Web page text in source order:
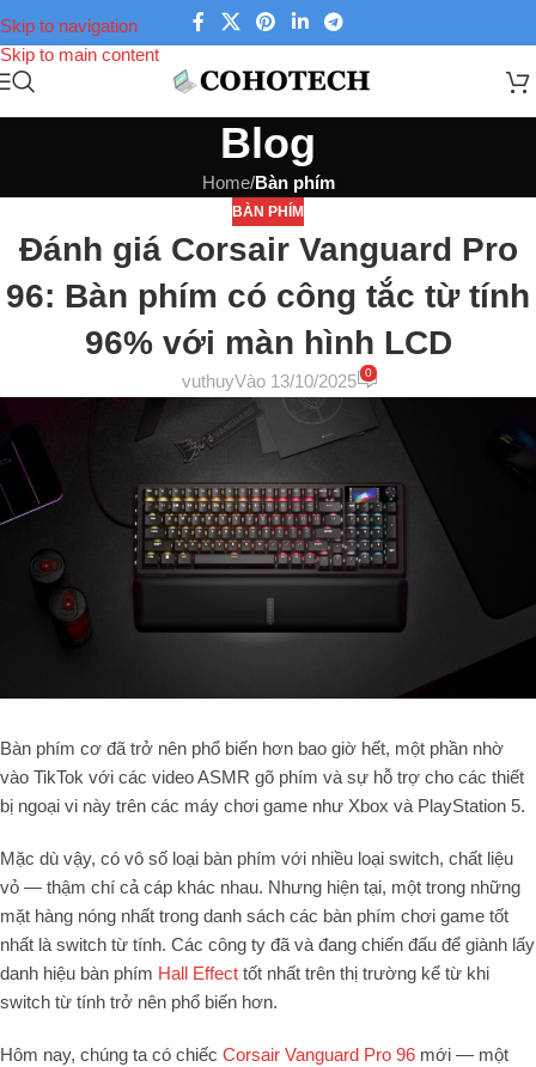
Skip to navigation
Skip to main content
Blog
Home/Bàn phím
BÀN PHÍM
Đánh giá Corsair Vanguard Pro
96: Bàn phím có công tắc từ tính
96% với màn hình LCD
vuthuyVào 13/10/2025 0
Bàn phím cơ đã trở nên phổ biến hơn bao giờ hết, một phần nhờ
vào TikTok với các video ASMR gõ phím và sự hỗ trợ cho các thiết
bị ngoại vi này trên các máy chơi game như Xbox và PlayStation 5.
Mặc dù vậy, có vô số loại bàn phím với nhiều loại switch, chất liệu
vỏ — thậm chí cả cáp khác nhau. Nhưng hiện tại, một trong những
mặt hàng nóng nhất trong danh sách các bàn phím chơi game tốt
nhất là switch từ tính. Các công ty đã và đang chiến đấu để giành lấy
danh hiệu bàn phím Hall Effect tốt nhất trên thị trường kể từ khi
switch từ tính trở nên phổ biến hơn.
Hôm nay, chúng ta có chiếc Corsair Vanguard Pro 96 mới — một